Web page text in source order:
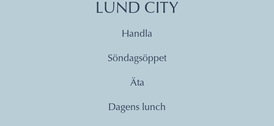
LUND CITY
Handla
Söndagsöppet
Äta
Dagens lunch